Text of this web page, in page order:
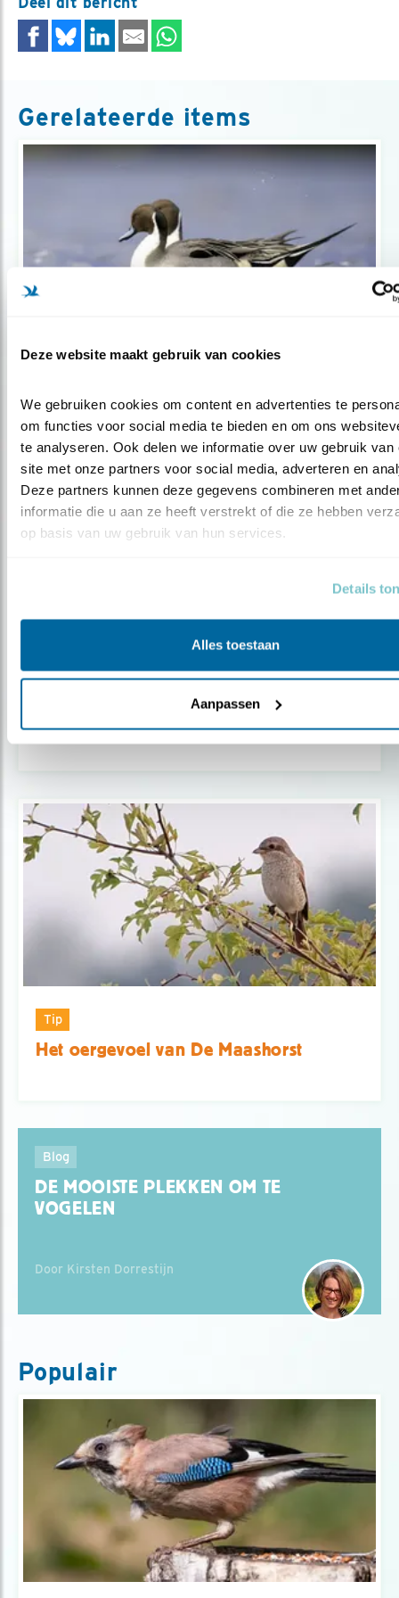
Deze website maakt gebruik van cookies
We gebruiken cookies om content en advertenties te
om functies voor social media te bieden en om ons
te analyseren. Ook delen we informatie over uw gebruik van
site met onze partners voor social media, adverteren en
Deze partners kunnen deze gegevens combineren met
informatie die u aan ze heeft verstrekt of die ze hebben
op basis van uw gebruik van hun services.
Details
Alles toestaan
Aanpassen
Gerelateerde items
Tip
Tip
Het oergevoel van De Maashorst
Blog
DE MOOISTE PLEKKEN OM TE
VOGELEN
Door Kirsten Dorrestijn
Populair